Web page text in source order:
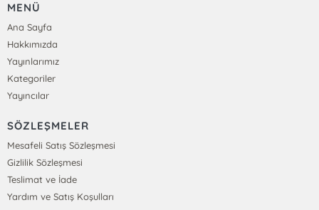
MENÜ
Ana Sayfa
Hakkımızda
Yayınlarımız
Kategoriler
Yayıncılar
SÖZLEŞMELER
Mesafeli Satış Sözleşmesi
Gizlilik Sözleşmesi
Teslimat ve İade
Yardım ve Satış Koşulları